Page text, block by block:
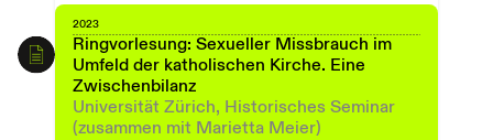
2023
Ringvorlesung: Sexueller Missbrauch im
Umfeld der katholischen Kirche. Eine
Zwischenbilanz
Universität Zürich, Historisches Seminar
(zusammen mit Marietta Meier)